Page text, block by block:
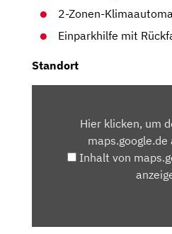
2-Zonen-
Einparkhilfe mit
Standort
MAPS.GOOGLE.DE
Hier klicken, um
maps.google.de
Inhalt von